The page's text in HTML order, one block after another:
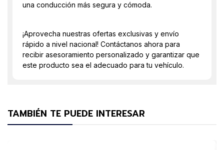
una conducción más segura y cómoda.
¡Aprovecha nuestras ofertas exclusivas y envío
rápido a nivel nacional! Contáctanos ahora para
recibir asesoramiento personalizado y garantizar que
este producto sea el adecuado para tu vehículo.
TAMBIÉN TE PUEDE INTERESAR